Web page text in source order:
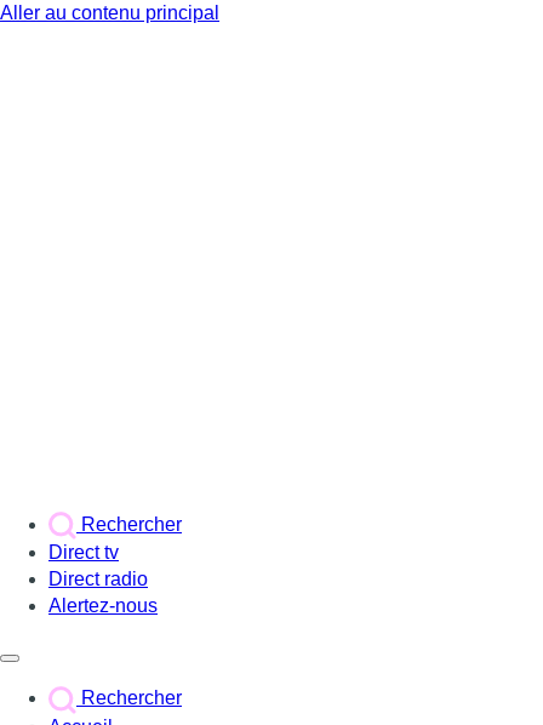
Aller au contenu principal
Rechercher
Direct tv
Direct radio
Alertez-nous
Rechercher